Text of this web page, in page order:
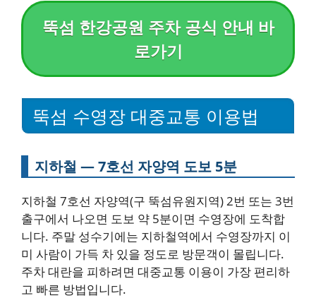
뚝섬 한강공원 주차 공식 안내 바
로가기
뚝섬 수영장 대중교통 이용법
지하철 — 7호선 자양역 도보 5분
지하철 7호선 자양역(구 뚝섬유원지역) 2번 또는 3번
출구에서 나오면 도보 약 5분이면 수영장에 도착합
니다. 주말 성수기에는 지하철역에서 수영장까지 이
미 사람이 가득 차 있을 정도로 방문객이 몰립니다.
주차 대란을 피하려면 대중교통 이용이 가장 편리하
고 빠른 방법입니다.